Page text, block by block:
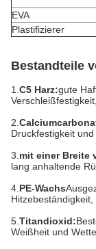
EVA
Plastifizierer
Bestandteile
1. C5 Harz:gute
2.
Druckfestigkeit
3. mit einer Breite
lang anhaltende
4. PE-Wachs
5. Titandioxid:
Weißheit und